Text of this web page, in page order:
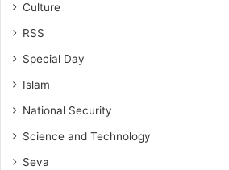
Culture
RSS
Special Day
Islam
National Security
Science and Technology
Seva